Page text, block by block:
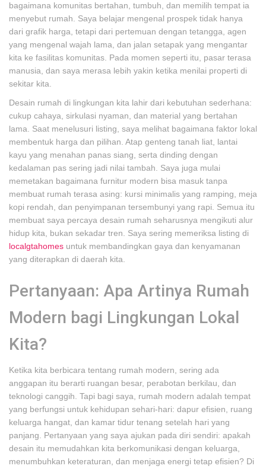
bagaimana komunitas bertahan, tumbuh, dan memilih tempat ia
menyebut rumah. Saya belajar mengenal prospek tidak hanya
dari grafik harga, tetapi dari pertemuan dengan tetangga, agen
yang mengenal wajah lama, dan jalan setapak yang mengantar
kita ke fasilitas komunitas. Pada momen seperti itu, pasar terasa
manusia, dan saya merasa lebih yakin ketika menilai properti di
sekitar kita.
Desain rumah di lingkungan kita lahir dari kebutuhan sederhana:
cukup cahaya, sirkulasi nyaman, dan material yang bertahan
lama. Saat menelusuri listing, saya melihat bagaimana faktor lokal
membentuk harga dan pilihan. Atap genteng tanah liat, lantai
kayu yang menahan panas siang, serta dinding dengan
kedalaman pas sering jadi nilai tambah. Saya juga mulai
memetakan bagaimana furnitur modern bisa masuk tanpa
membuat rumah terasa asing: kursi minimalis yang ramping, meja
kopi rendah, dan penyimpanan tersembunyi yang rapi. Semua itu
membuat saya percaya desain rumah seharusnya mengikuti alur
hidup kita, bukan sekadar tren. Saya sering memeriksa listing di
localgtahomes untuk membandingkan gaya dan kenyamanan
yang diterapkan di daerah kita.
Pertanyaan: Apa Artinya Rumah
Modern bagi Lingkungan Lokal
Kita?
Ketika kita berbicara tentang rumah modern, sering ada
anggapan itu berarti ruangan besar, perabotan berkilau, dan
teknologi canggih. Tapi bagi saya, rumah modern adalah tempat
yang berfungsi untuk kehidupan sehari-hari: dapur efisien, ruang
keluarga hangat, dan kamar tidur tenang setelah hari yang
panjang. Pertanyaan yang saya ajukan pada diri sendiri: apakah
desain itu memudahkan kita berkomunikasi dengan keluarga,
menumbuhkan keteraturan, dan menjaga energi tetap efisien? Di